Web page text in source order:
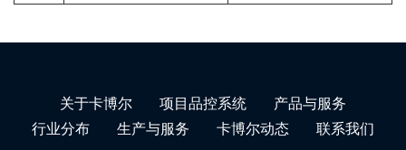
关于卡博尔 项目品控系统
产品与服务
行业分布
生产与服务 卡博尔动态 联系我们